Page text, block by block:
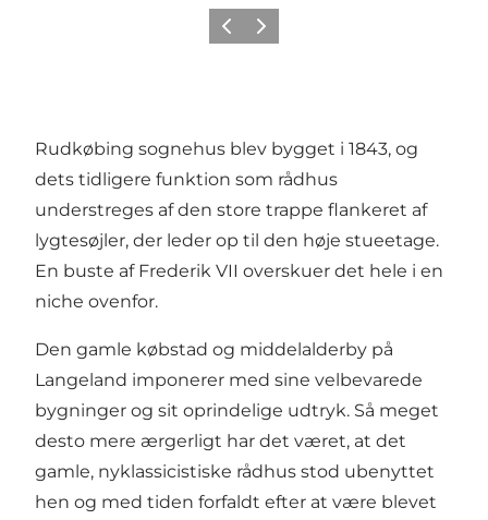
ForrigeNæste
Rudkøbing sognehus blev bygget i 1843, og
dets tidligere funktion som rådhus
understreges af den store trappe flankeret af
lygtesøjler, der leder op til den høje stueetage.
En buste af Frederik VII overskuer det hele i en
niche ovenfor.
Den gamle købstad og middelalderby på
Langeland imponerer med sine velbevarede
bygninger og sit oprindelige udtryk. Så meget
desto mere ærgerligt har det været, at det
gamle, nyklassicistiske rådhus stod ubenyttet
hen og med tiden forfaldt efter at være blevet